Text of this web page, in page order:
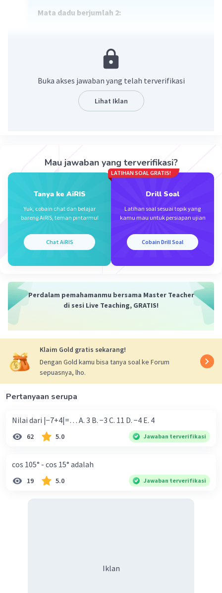
Mata dadu berjumlah 2:
Mata dadu berjumlah 4:
Kombinasi yang mungkin: (1,3), (2,2),
ini gambar diagramnya
(1,1)
/ \
(3,1) /-----\ (1,3)
| (2,2) |
Rosiana I Level 9
19 November 2023 06:04
Iklan
Buka akses jawaban yang telah terverifikasi
Lihat Iklan
Mau jawaban yang terverifikasi?
Tanya ke AiRIS
Yuk, cobain chat dan belajar
bareng AiRIS, teman pintarmu!
Chat AiRIS
LATIHAN SOAL GRATIS!
Drill Soal
Latihan soal sesuai topik yang
kamu mau untuk persiapan ujian
Cobain Drill Soal
Perdalam pemahamanmu bersama Master Teacher
di sesi Live Teaching, GRATIS!
Klaim Gold gratis sekarang!
Dengan Gold kamu bisa tanya soal ke Forum
sepuasnya, lho.
Pertanyaan serupa
Nilai dari |−7+4|=… A. 3 B. −3 C. 11 D. −4 E. 4
62 5.0 Jawaban terverifikasi
cos 105° - cos 15° adalah
19 5.0 Jawaban terverifikasi
Iklan